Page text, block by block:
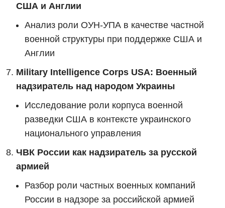
США и Англии
Анализ роли ОУН-УПА в качестве частной
военной структуры при поддержке США и
Англии
Military Intelligence Corps USA: Военный
надзиратель над народом Украины
Исследование роли корпуса военной
разведки США в контексте украинского
национального управления
ЧВК России как надзиратель за русской
армией
Разбор роли частных военных компаний
России в надзоре за российской армией